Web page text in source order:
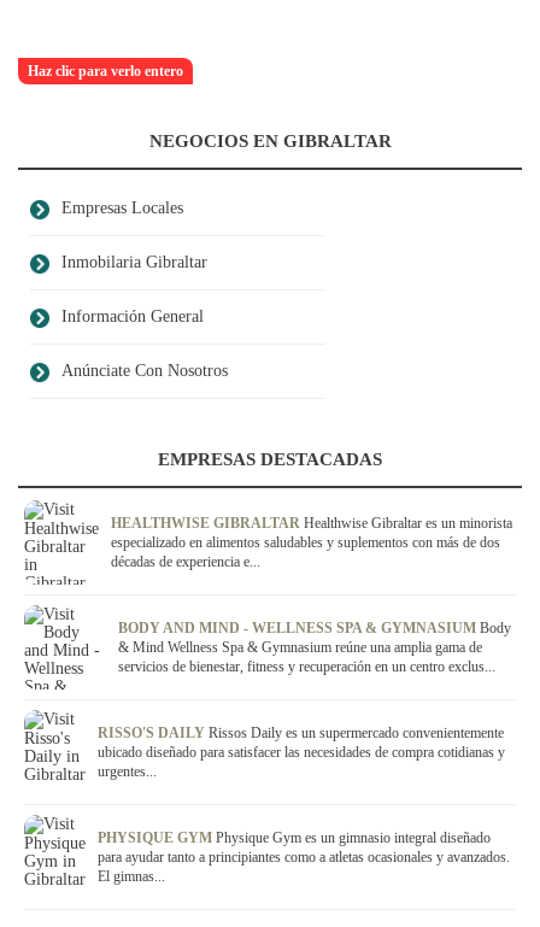
Haz clic para verlo entero
NEGOCIOS EN GIBRALTAR
Empresas Locales
Inmobilaria Gibraltar
Información General
Anúnciate Con Nosotros
EMPRESAS DESTACADAS
HEALTHWISE GIBRALTAR Healthwise Gibraltar es un minorista
especializado en alimentos saludables y suplementos con más de dos
décadas de experiencia e...
BODY AND MIND - WELLNESS SPA & GYMNASIUM Body
& Mind Wellness Spa & Gymnasium reúne una amplia gama de
servicios de bienestar, fitness y recuperación en un centro exclus...
RISSO'S DAILY Rissos Daily es un supermercado convenientemente
ubicado diseñado para satisfacer las necesidades de compra cotidianas y
urgentes...
PHYSIQUE GYM Physique Gym es un gimnasio integral diseñado
para ayudar tanto a principiantes como a atletas ocasionales y avanzados.
El gimnas...